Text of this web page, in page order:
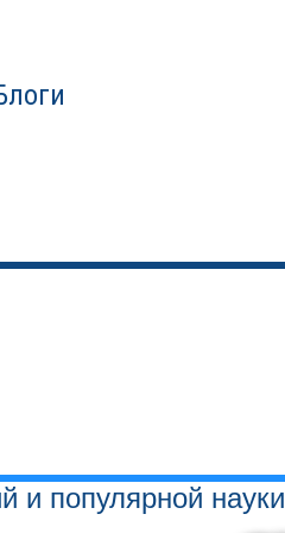
и популярной науки